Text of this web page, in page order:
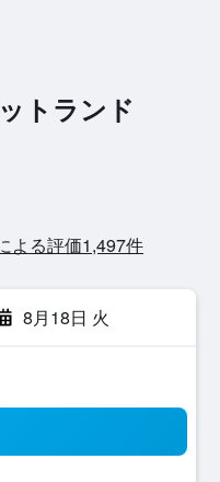
トランド
よる評価1,497​件
8月18日 火